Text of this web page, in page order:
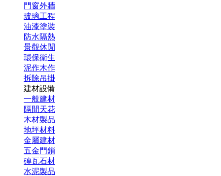
門窗外牆
玻璃工程
油漆塗裝
防水隔熱
景觀休閒
環保衛生
泥作木作
拆除吊掛
建材設備
一般建材
隔間天花
木材製品
地坪材料
金屬建材
五金門鎖
磚瓦石材
水泥製品